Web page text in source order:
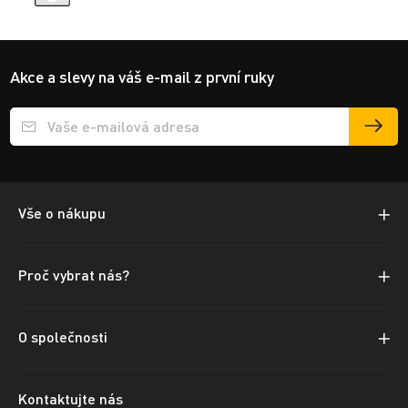
Akce a slevy na váš e-mail z první ruky
Přihlášení e-mailu k odběru
Vše o nákupu
Proč vybrat nás?
O společnosti
Kontaktujte nás